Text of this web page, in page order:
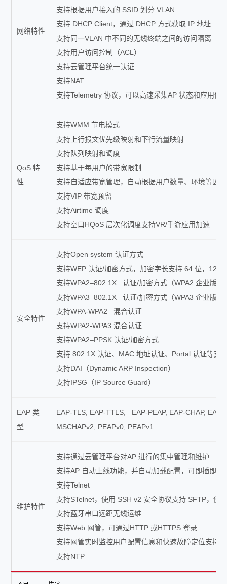
网络特性
支持根据用户接入的 SSID 划分 VLAN
支持 DHCP Client，通过 DHCP 方式获取 IP 地址
支持同一VLAN 中不同的无线终端之间的访问隔离
支持用户访问控制（ACL）
支持云管理平台统一认证
支持NAT
支持Telemetry 协议，可以高速采集AP 状态和应用体
QoS 特
性
支持WMM 节电模式
支持上行报文优先级映射和下行流量映射
支持队列映射和调度
支持基于每用户的带宽限制
支持自适应带宽管理，自动根据用户数量、环境等因
支持VIP 带宽预留
支持Airtime 调度
支持空口HQoS 层次化调度支持VR/手游应用加速
安全特性
支持Open system 认证方式
支持WEP 认证/加密方式，加密字长支持 64 位，
支持WPA2–802.1X 认证/加密方式（WPA2 企业版
支持WPA3–802.1X 认证/加密方式（WPA3 企业版）
支持WPA-WPA2 混合认证
支持WPA2-WPA3 混合认证
支持WPA2–PPSK 认证/加密方式
支持 802.1X 认证、MAC 地址认证、Portal 认证等支
支持DAI（Dynamic ARP Inspection）
支持IPSG（IP Source Guard）
EAP 类
型
EAP-TLS, EAP-TTLS, EAP-PEAP, EAP-CHAP,
MSCHAPv2, PEAPv0, PEAPv1
维护特性
支持通过云管理平台对AP 进行的集中管理和维护
支持AP 自动上线功能，并自动加载配置，可即插即用
支持Telnet
支持STelnet，使用 SSH v2 安全协议支持 SFTP，使
支持蓝牙串口远距无线运维
支持Web 网管，可通过HTTP 或HTTPS 登录
支持网管实时监控用户配置信息和快速故障定位支持
支持NTP